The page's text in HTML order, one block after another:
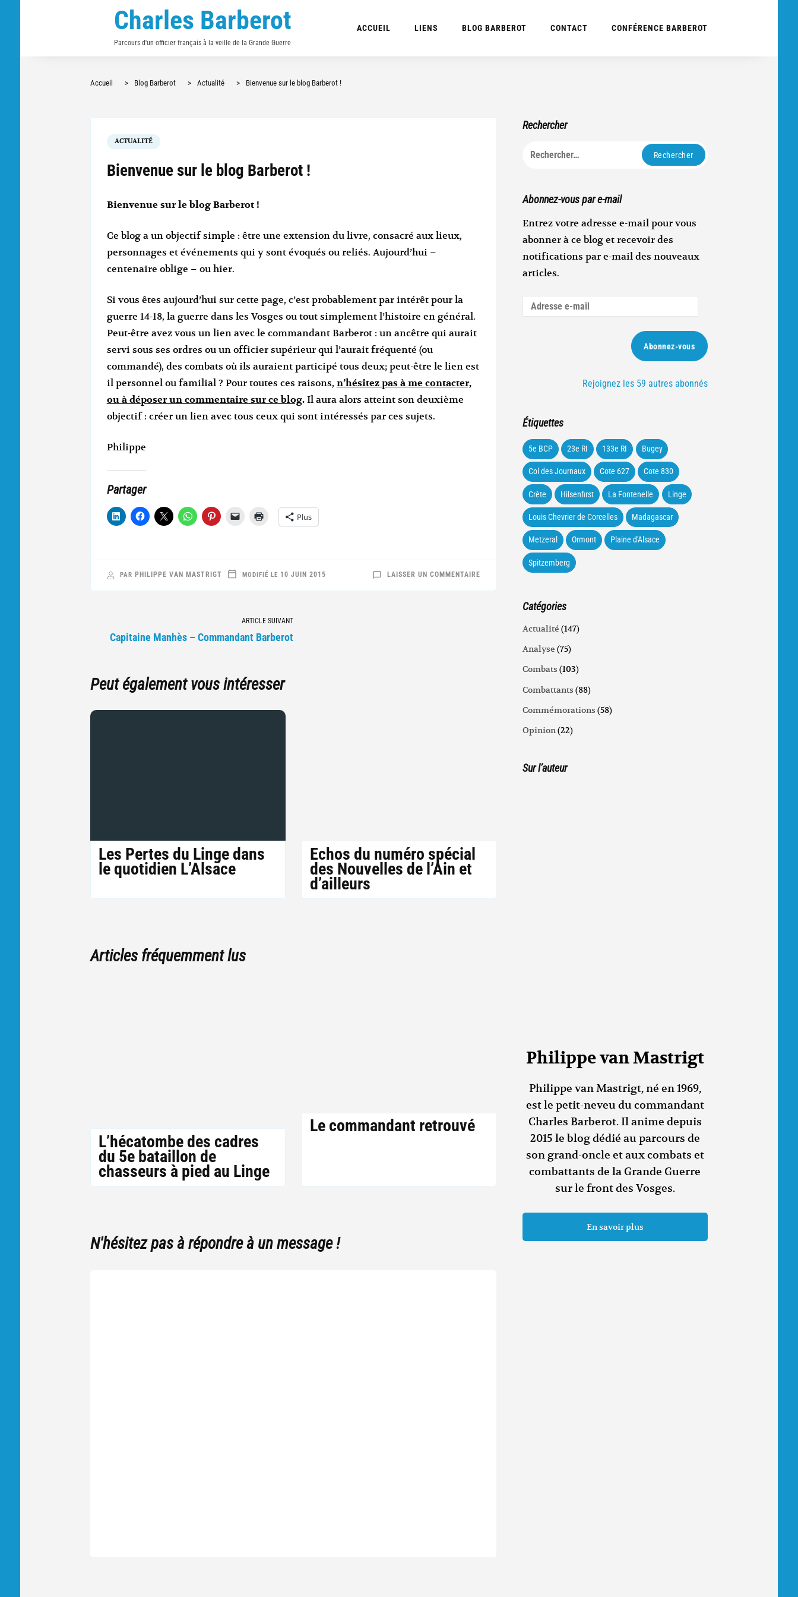
Charles Barberot
Parcours d'un officier français à la veille de la Grande Guerre
ACCUEIL LIENS BLOG BARBEROT CONTACT CONFÉRENCE BARBEROT
Accueil > Blog Barberot > Actualité > Bienvenue sur le blog Barberot !
ACTUALITÉ
Bienvenue sur le blog Barberot !
Bienvenue sur le blog Barberot !
Ce blog a un objectif simple : être une extension du livre, consacré aux lieux,
personnages et événements qui y sont évoqués ou reliés. Aujourd’hui –
centenaire oblige – ou hier.
Si vous êtes aujourd’hui sur cette page, c’est probablement par intérêt pour la
guerre 14-18, la guerre dans les Vosges ou tout simplement l’histoire en général.
Peut-être avez vous un lien avec le commandant Barberot : un ancêtre qui aurait
servi sous ses ordres ou un officier supérieur qui l’aurait fréquenté (ou
commandé), des combats où ils auraient participé tous deux; peut-être le lien est
il personnel ou familial ? Pour toutes ces raisons, n’hésitez pas à me contacter,
ou à déposer un commentaire sur ce blog.Il aura alors atteint son deuxième
objectif : créer un lien avec tous ceux qui sont intéressés par ces sujets.
Philippe
Partager
Plus
PAR PHILIPPE VAN MASTRIGT LAISSER UN COMMENTAIRESUR
MODIFIÉ LE 10 JUIN 2015
vers
ARTICLE SUIVANT
Capitaine Manhès – Commandant Barberot
Peut également vous intéresser
Les Pertes du Linge dans
le quotidien L’Alsace
Echos du numéro spécial
des Nouvelles de l’Ain et
d’ailleurs
Articles fréquemment lus
L’hécatombe des cadres
du 5e bataillon de
chasseurs à pied au Linge
Le commandant retrouvé
N'hésitez pas à répondre à un message !
Rechercher
Rechercher :
Abonnez-vous par e-mail
Entrez votre adresse e-mail pour vous
abonner à ce blog et recevoir des
notifications par e-mail des nouveaux
articles.
Adresse
Abonnez-vous
Rejoignez les 59 autres abonnés
Étiquettes
5e BCP 23e RI 133e RI Bugey
Col des Journaux Cote 627 Cote 830
Crète Hilsenfirst La Fontenelle Linge
Louis Chevrier de Corcelles Madagascar
Metzeral Ormont Plaine d'Alsace
Spitzemberg
Catégories
Actualité (147)
Analyse (75)
Combats (103)
Combattants (88)
Commémorations (58)
Opinion(22)
Sur l’auteur
Philippe van Mastrigt
Philippe van Mastrigt, né en 1969,
est le petit-neveu du commandant
Charles Barberot. Il anime depuis
2015 le blog dédié au parcours de
son grand-oncle et aux combats et
combattants de la Grande Guerre
sur le front des Vosges.
En savoir plus